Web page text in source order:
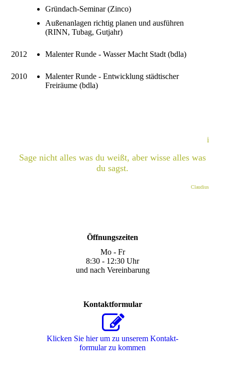
Gründach-Seminar (Zinco)
Außenanlagen richtig planen und ausführen
(RINN, Tubag, Gutjahr)
2012 Malenter Runde - Wasser Macht Stadt (bdla)
2010
Malenter Runde - Entwicklung städtischer
Freiräume (bdla)
i
Sage nicht alles was du weißt, aber wisse alles was
du sagst.
Claudius
Öffnungszeiten
Mo - Fr
8:30 - 12:30 Uhr
und nach Vereinbarung
Kontaktformular
Klicken Sie hier um zu unserem Kon­takt­
for­mu­lar zu kommen